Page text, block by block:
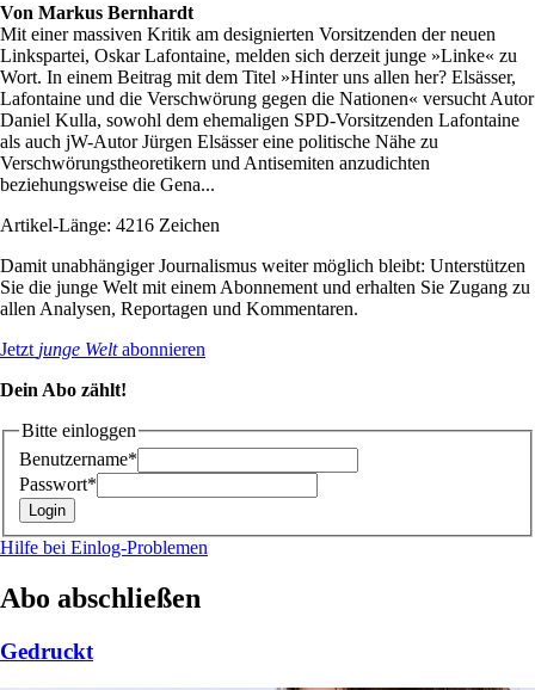
Von Markus Bernhardt
Mit einer massiven Kritik am designierten Vorsitzenden der neuen
Linkspartei, Oskar Lafontaine, melden sich derzeit junge »Linke« zu
Wort. In einem Beitrag mit dem Titel »Hinter uns allen her? Elsässer,
Lafontaine und die Verschwörung gegen die Nationen« versucht Autor
Daniel Kulla, sowohl dem ehemaligen SPD-Vorsitzenden Lafontaine
als auch jW-Autor Jürgen Elsässer eine politische Nähe zu
Verschwörungstheoretikern und Antisemiten anzudichten
beziehungsweise die Gena...
Artikel-Länge: 4216 Zeichen
Damit unabhängiger Journalismus weiter möglich bleibt: Unterstützen
Sie die junge Welt mit einem Abonnement und erhalten Sie Zugang zu
allen Analysen, Reportagen und Kommentaren.
Jetzt junge Weltabonnieren
Dein Abo zählt!
Bitte einloggen
Benutzername*
Passwort*
Hilfe bei Einlog-Problemen
Abo abschließen
Gedruckt